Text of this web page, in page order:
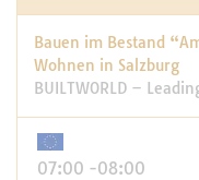
Bauen im Bestand
Wohnen in Salzburg
BUILTWORLD –
07:00 -08:00